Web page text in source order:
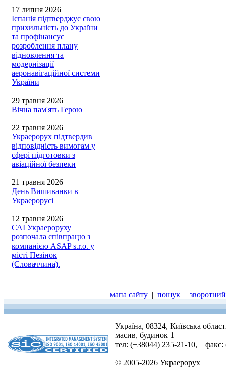
17 липня 2026
Іспанія підтверджує свою
прихильність до України
та профінансує
розроблення плану
відновлення та
модернізації
аеронавігаційної системи
України
29 травня 2026
Вічна пам'ять Герою
22 травня 2026
Украерорух підтвердив
відповідність вимогам у
сфері підготовки з
авіаційної безпеки
21 травня 2026
День Вишиванки в
Украерорусі
12 травня 2026
САІ Украероруху
розпочала співпрацю з
компанією ASAP s.r.o. у
місті Пезінок
(Словаччина).
мапа сайту | пошук |
Україна, 08324, Київська
масив, будинок 1
тел: (+38044) 235-21-10, факс:
© 2005-2026 Украерорух